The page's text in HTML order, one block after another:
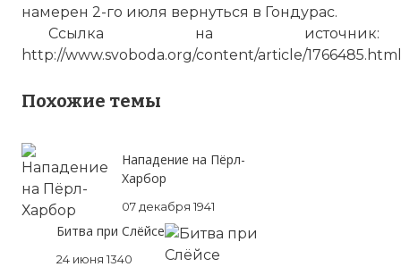
намерен 2-го июля вернуться в Гондурас.
Ссылка на источник:
http://www.svoboda.org/content/article/1766485.html
Похожие темы
Нападение на Пёрл-
Харбор
07 декабря 1941
Битва при Слёйсе
24 июня 1340